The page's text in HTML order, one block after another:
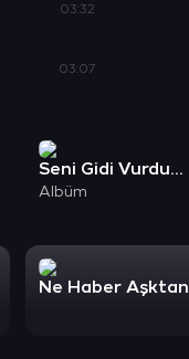
03:32
03:07
Seni Gidi Vurdumduymaz
Albüm
Ne Haber Aşktan